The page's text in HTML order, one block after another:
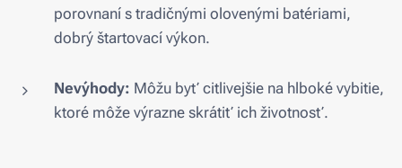
porovnaní s tradičnými olovenými batériami,
dobrý štartovací výkon.
Nevýhody: Môžu byť citlivejšie na hlboké vybitie,
ktoré môže výrazne skrátiť ich životnosť.